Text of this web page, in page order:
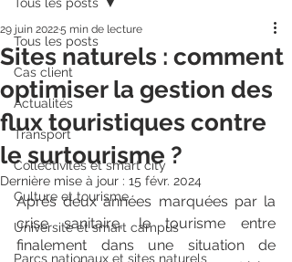
Tous les posts
Cas client
Actualités
Transport
Collectivités et smart city
Culture et tourisme
Université et smart campus
Parcs nationaux et sites naturels
Sites naturels : comment
optimiser la gestion des
flux touristiques contre
le surtourisme ?
29 juin 20225 min de lecture
Dernière mise à jour : 15 févr. 2024
Après deux années marquées par la
crise sanitaire, le tourisme entre
finalement dans une situation de